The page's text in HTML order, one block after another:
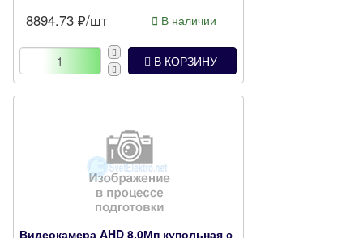
8894.73 ₽/шт В наличии
В КОРЗИНУ
Видеокамера AHD 8.0Мп купольная с